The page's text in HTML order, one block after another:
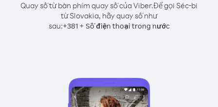
Quay số từ bàn phím quay số của Viber.Để gọi Séc-bi
từ Slovakia, hãy quay số như
sau:+381+ Số điện thoại trong nước